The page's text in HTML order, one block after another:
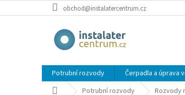
na
obchod@instalatercentrum.cz
Potrubní rozvody Čerpadla a úprava
Domů Potrubní rozvody Rozvody